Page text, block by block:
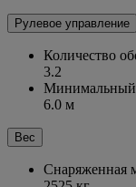
Рулевое управление
Количество
3.2
Минимальный
6.0 м
Вес
Снаряженная